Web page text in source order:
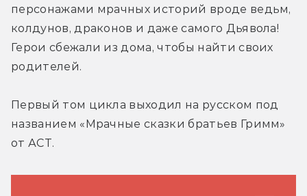
персонажами мрачных историй вроде ведьм,
колдунов, драконов и даже самого Дьявола!
Герои сбежали из дома, чтобы найти своих
родителей.
Первый том цикла выходил на русском под
названием «Мрачные сказки братьев Гримм»
от АСТ.